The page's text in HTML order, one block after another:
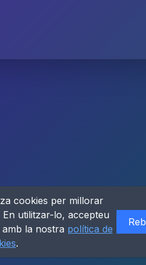
cookies per millorar
utilitzar-lo, accepteu
la nostra política de
.